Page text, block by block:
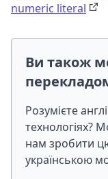
numeric literal
Ви також
Розумієте
технологіях?
нам зробити
українською